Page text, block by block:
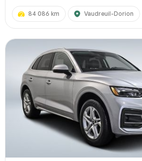
84 086 km Vaudreuil-Dorion